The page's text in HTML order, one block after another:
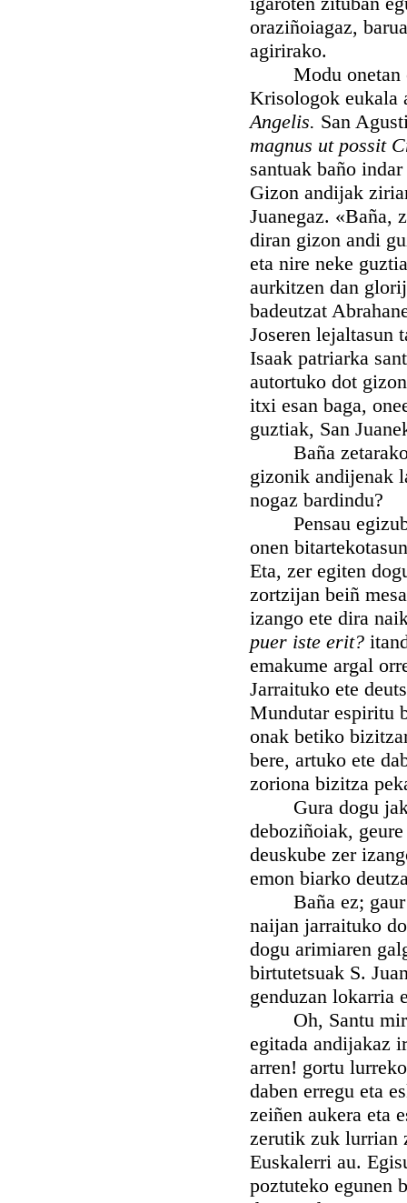
oraziñoiagaz,
agirirako.
Modu onetan
Krisologok eukala
Angelis. San
magnus ut possit
santuak baño
Gizon andijak
Juanegaz. «Baña,
diran gizon andi
eta nire neke
aurkitzen dan
badeutzat
Joseren lejaltasun
Isaak patriarka
autortuko dot
itxi esan baga,
guztiak, San
Baña zetarako
gizonik andijenak
nogaz bardindu?
Pensau
onen
Eta, zer egiten
zortzijan beiñ
izango ete dira
puer iste erit?
emakume argal
Jarraituko ete
Mundutar espiritu
onak betiko
bere, artuko ete
zoriona bizitza
Gura dogu jakin
deboziñoiak,
deuskube zer
emon biarko
Baña ez; gaur
naijan jarraituko
dogu arimiaren
birtutetsuak S.
genduzan lokarria
Oh, Santu
egitada andijakaz
arren! gortu
daben erregu eta
zeiñen aukera eta
zerutik zuk lurrian
Euskalerri au.
poztuteko egunen